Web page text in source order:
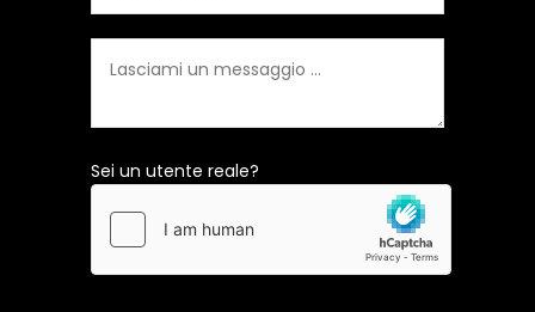
Sei un utente reale?